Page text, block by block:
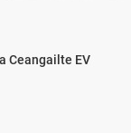
Ceangailte EV